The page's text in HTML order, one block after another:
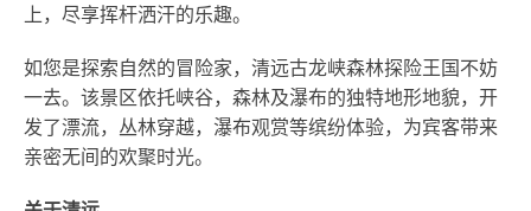
上，尽享挥杆洒汗的乐趣。
如您是探索自然的冒险家，清远古龙峡森林探险王国不妨
一去。该景区依托峡谷，森林及瀑布的独特地形地貌，开
发了漂流，丛林穿越，瀑布观赏等缤纷体验，为宾客带来
亲密无间的欢聚时光。